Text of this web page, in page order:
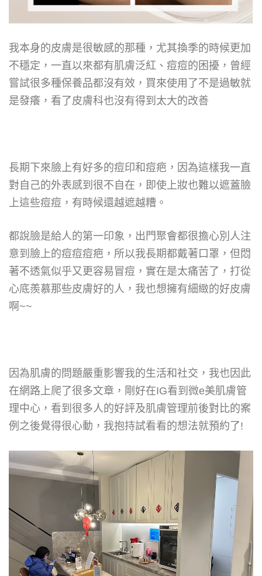
我本身的皮膚是很敏感的那種，尤其換季的時候更加
不穩定，一直以來都有肌膚泛紅、痘痘的困擾，曾經
嘗試很多種保養品都沒有效，買來使用了不是過敏就
是發癢，看了皮膚科也沒有得到太大的改善
長期下來臉上有好多的痘印和痘疤，因為這樣我一直
對自己的外表感到很不自在，即使上妝也難以遮蓋臉
上這些痘痘，有時候還越遮越糟。
都說臉是給人的第一印象，出門聚會都很擔心別人注
意到臉上的痘痘痘疤，所以我長期都戴著口罩，但悶
著不透氣似乎又更容易冒痘，實在是太痛苦了，打從
心底羨慕那些皮膚好的人，我也想擁有細緻的好皮膚
啊 ~~
因為肌膚的問題嚴重影響我的生活和社交，我也因此
在網路上爬了很多文章，剛好在IG看到微e美肌膚管
理中心，看到很多人的好評及肌膚管理前後對比的案
例之後覺得很心動，我抱持試看看的想法就預約了!